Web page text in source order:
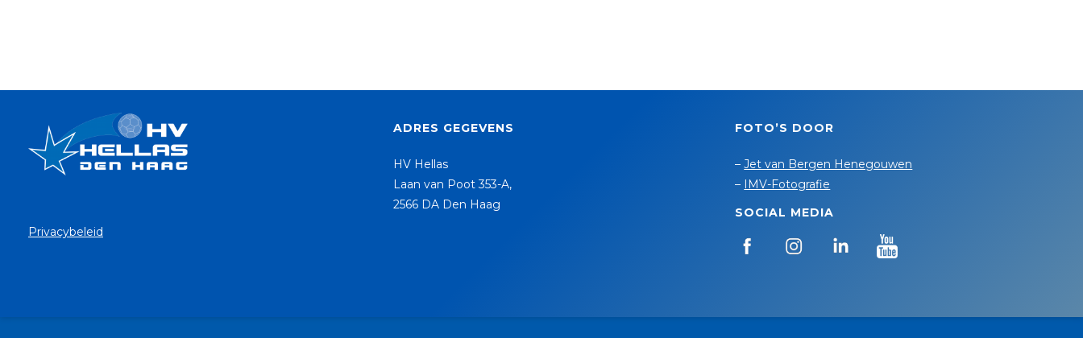
Privacybeleid
ADRES GEGEVENS
HV Hellas
Laan van Poot 353-A,
2566 DA Den Haag
FOTO’S DOOR
–Jet van Bergen Henegouwen
– IMV-Fotografie
SOCIAL MEDIA